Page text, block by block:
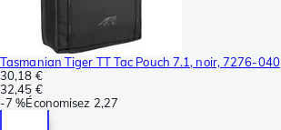
Tasmanian Tiger TT Tac Pouch 7.1, noir, 7276-040
30,18 €
32,45 €
-7 %Économisez 2,27